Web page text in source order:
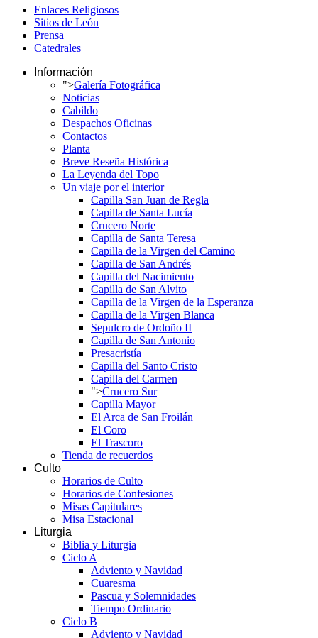
Enlaces Religiosos
Sitios de León
Prensa
Catedrales
Información
">Galería Fotográfica
Noticias
Cabildo
Despachos Oficinas
Contactos
Planta
Breve Reseña Histórica
La Leyenda del Topo
Un viaje por el interior
Capilla San Juan de Regla
Capilla de Santa Lucía
Crucero Norte
Capilla de Santa Teresa
Capilla de la Virgen del Camino
Capilla de San Andrés
Capilla del Nacimiento
Capilla de San Alvito
Capilla de la Virgen de la Esperanza
Capilla de la Virgen Blanca
Sepulcro de Ordoño II
Capilla de San Antonio
Presacristía
Capilla del Santo Cristo
Capilla del Carmen
">Crucero Sur
Capilla Mayor
El Arca de San Froilán
El Coro
El Trascoro
Tienda de recuerdos
Culto
Horarios de Culto
Horarios de Confesiones
Misas Capitulares
Misa Estacional
Liturgia
Biblia y Liturgia
Ciclo A
Adviento y Navidad
Cuaresma
Pascua y Solemnidades
Tiempo Ordinario
Ciclo B
Adviento y Navidad